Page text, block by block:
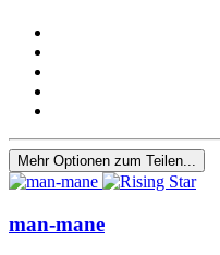
Mehr Optionen zum Teilen...
man-mane